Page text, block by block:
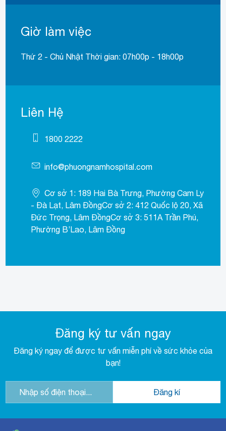
Giờ làm việc
Thứ 2 - Chủ Nhật Thời gian: 07h00p - 18h00p
Liên Hệ
1800 2222
info@phuongnamhospital.com
Cơ sở 1: 189 Hai Bà Trưng, Phường Cam Ly
- Đà Lạt, Lâm ĐồngCơ sở 2: 412 Quốc lộ 20, Xã
Đức Trọng, Lâm ĐồngCơ sở 3: 511A Trần Phú,
Phường B’Lao, Lâm Đồng
Đăng ký tư vấn ngay
Đăng ký ngay để được tư vấn miễn phí về sức khỏe của
bạn!